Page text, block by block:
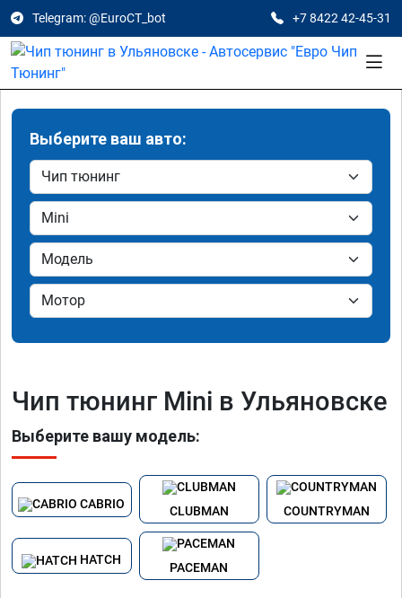
Telegram: @EuroCT_bot +7 8422 42-45-31
Выберите ваш авто:
Чип тюнинг Mini в Ульяновске
Выберите вашу модель:
CABRIO
CLUBMAN COUNTRYMAN
HATCH
PACEMAN